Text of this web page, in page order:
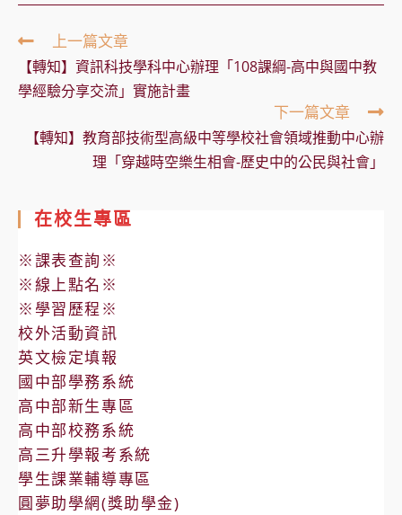
Read
more
articles
上一篇文章
【轉知】資訊科技學科中心辦理「108課綱-高中與國中教
學經驗分享交流」實施計畫
下一篇文章
【轉知】教育部技術型高級中等學校社會領域推動中心辦
理「穿越時空樂生相會-歷史中的公民與社會」
在校生專區
※課表查詢※
※線上點名※
※學習歷程※
校外活動資訊
英文檢定填報
國中部學務系統
高中部新生專區
高中部校務系統
高三升學報考系統
學生課業輔導專區
圓夢助學網(獎助學金)